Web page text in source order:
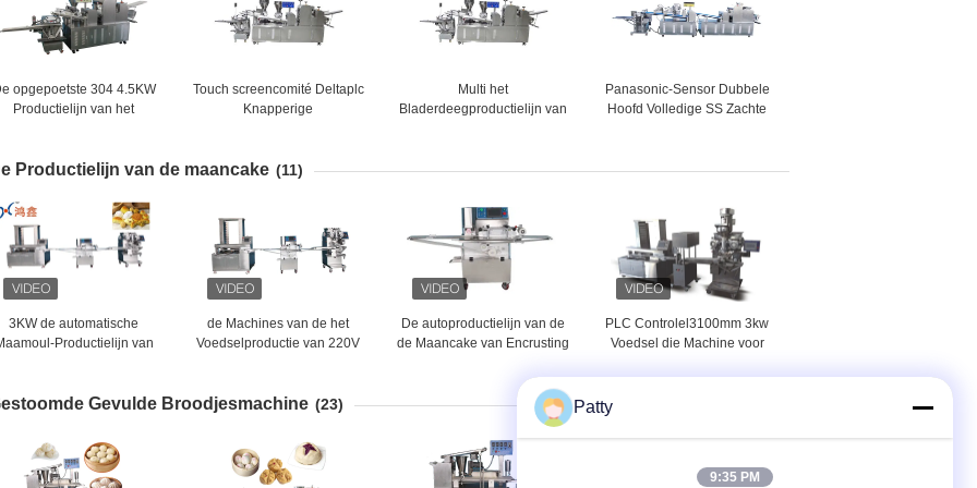
opgepoetste 304 4.5KW
Productielijn van het
Touch screencomité Deltaplc
Knapperige
Multi het
Bladerdeegproductielijn van
Panasonic-Sensor Dubbele
Hoofd Volledige SS Zachte
Productielijn van de maancake (11)
3KW de automatische
Productielijn van
de Machines van de het
Voedselproductie van 220V
De autoproductielijn van de
de Maancake van Encrusting
PLC Controlel3100mm 3kw
Voedsel die Machine voor
Gevulde Broodjesmachine (23) Patty
9:35 PM